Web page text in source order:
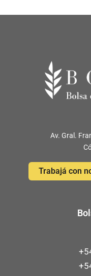
Av. Gral.
Trabajá con